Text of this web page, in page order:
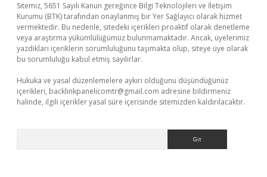
Sitemiz, 5651 Sayılı Kanun gereğince Bilgi Teknolojileri ve İletişim
Kurumu (BTK) tarafından onaylanmış bir Yer Sağlayıcı olarak hizmet
vermektedir. Bu nedenle, sitedeki içerikleri proaktif olarak denetleme
veya araştırma yükümlülüğümüz bulunmamaktadır. Ancak, üyelerimiz
yazdıkları içeriklerin sorumluluğunu taşımakta olup, siteye üye olarak
bu sorumluluğu kabul etmiş sayılırlar.
Hukuka ve yasal düzenlemelere aykırı olduğunu düşündüğünüz
içerikleri, backlinkpanelicomtr@gmail.com adresine bildirmeniz
halinde, ilgili içerikler yasal süre içerisinde sitemizden kaldırılacaktır.